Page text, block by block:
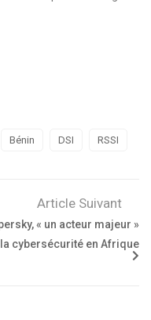
Bénin DSI RSSI
Article Suivant
« un acteur majeur »
cybersécurité en Afrique